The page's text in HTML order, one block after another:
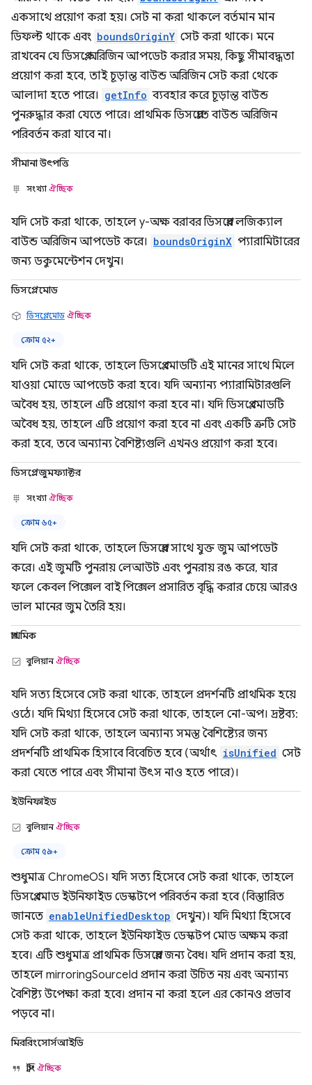
একসাথে প্রয়োগ করা হয়। সেট না করা থাকলে বর্তমান মান
ডিফল্ট থাকে এবং boundsOriginY সেট করা থাকে। মনে
রাখবেন যে ডিসপ্লে অরিজিন আপডেট করার সময়, কিছু সীমাবদ্ধতা
প্রয়োগ করা হবে, তাই চূড়ান্ত বাউন্ড অরিজিন সেট করা থেকে
আলাদা হতে পারে। getInfo ব্যবহার করে চূড়ান্ত বাউন্ড
পুনরুদ্ধার করা যেতে পারে। প্রাথমিক ডিসপ্লেতে বাউন্ড অরিজিন
পরিবর্তন করা যাবে না।
সীমানা উৎপত্তি
সংখ্যাঐচ্ছিক
যদি সেট করা থাকে, তাহলে y-অক্ষ বরাবর ডিসপ্লের লজিক্যাল
বাউন্ড অরিজিন আপডেট করে। boundsOriginX প্যারামিটারের
জন্য ডকুমেন্টেশন দেখুন।
ডিসপ্লেমোড
ডিসপ্লেমোড ঐচ্ছিক
ক্রোম ৫২+
যদি সেট করা থাকে, তাহলে ডিসপ্লে মোডটি এই মানের সাথে মিলে
যাওয়া মোডে আপডেট করা হবে। যদি অন্যান্য প্যারামিটারগুলি
অবৈধ হয়, তাহলে এটি প্রয়োগ করা হবে না। যদি ডিসপ্লে মোডটি
অবৈধ হয়, তাহলে এটি প্রয়োগ করা হবে না এবং একটি ত্রুটি সেট
করা হবে, তবে অন্যান্য বৈশিষ্ট্যগুলি এখনও প্রয়োগ করা হবে।
ডিসপ্লেজুমফ্যাক্টর
সংখ্যাঐচ্ছিক
ক্রোম ৬৫+
যদি সেট করা থাকে, তাহলে ডিসপ্লের সাথে যুক্ত জুম আপডেট
করে। এই জুমটি পুনরায় লেআউট এবং পুনরায় রঙ করে, যার
ফলে কেবল পিক্সেল বাই পিক্সেল প্রসারিত বৃদ্ধি করার চেয়ে আরও
ভাল মানের জুম তৈরি হয়।
প্রাথমিক
বুলিয়ানঐচ্ছিক
যদি সত্য হিসেবে সেট করা থাকে, তাহলে প্রদর্শনটি প্রাথমিক হয়ে
ওঠে। যদি মিথ্যা হিসেবে সেট করা থাকে, তাহলে নো-অপ। দ্রষ্টব্য:
যদি সেট করা থাকে, তাহলে অন্যান্য সমস্ত বৈশিষ্ট্যের জন্য
প্রদর্শনটি প্রাথমিক হিসাবে বিবেচিত হবে (অর্থাৎ isUnified সেট
করা যেতে পারে এবং সীমানা উৎস নাও হতে পারে)।
ইউনিফাইড
বুলিয়ানঐচ্ছিক
ক্রোম ৫৯+
শুধুমাত্র ChromeOS। যদি সত্য হিসেবে সেট করা থাকে, তাহলে
ডিসপ্লে মোড ইউনিফাইড ডেস্কটপে পরিবর্তন করা হবে (বিস্তারিত
জানতে enableUnifiedDesktop দেখুন)। যদি মিথ্যা হিসেবে
সেট করা থাকে, তাহলে ইউনিফাইড ডেস্কটপ মোড অক্ষম করা
হবে। এটি শুধুমাত্র প্রাথমিক ডিসপ্লের জন্য বৈধ। যদি প্রদান করা হয়,
তাহলে mirroringSourceId প্রদান করা উচিত নয় এবং অন্যান্য
বৈশিষ্ট্য উপেক্ষা করা হবে। প্রদান না করা হলে এর কোনও প্রভাব
পড়বে না।
মিররিংসোর্সআইডি
স্ট্রিং ঐচ্ছিক